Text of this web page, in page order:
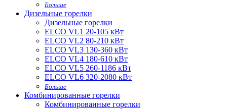
Больше
Дизельные горелки
Дизельные горелки
ELCO VL1 20-105 кВт
ELCO VL2 80-210 кВт
ELCO VL3 130-360 кВт
ELCO VL4 180-610 кВт
ELCO VL5 260-1186 кВт
ELCO VL6 320-2080 кВт
Больше
Комбинированные горелки
Комбинированные горелки